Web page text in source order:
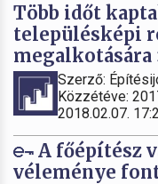
Több időt
településképi
megalkotására
Szerző:
Közzétéve:
2018.02.07.
A főépítész
véleménye